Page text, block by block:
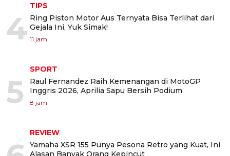
4
TIPS
Ring Piston Motor Aus Ternyata Bisa Terlihat dari
Gejala Ini, Yuk Simak!
11 jam
5
SPORT
Raul Fernandez Raih Kemenangan di MotoGP
Inggris 2026, Aprilia Sapu Bersih Podium
8 jam
REVIEW
Yamaha XSR 155 Punya Pesona Retro yang Kuat, Ini
Alasan Banyak Orang Kepincut